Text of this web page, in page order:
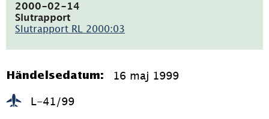
2000-02-14
Slutrapport
Slutrapport RL 2000:03
56.5kB)
Händelsedatum: 16 maj 1999
L-41/99